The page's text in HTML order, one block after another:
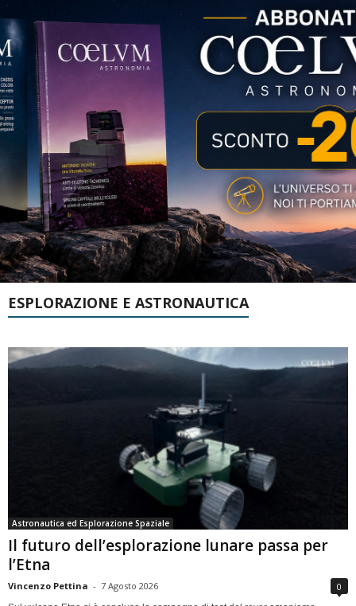
ESPLORAZIONE E ASTRONAUTICA
Astronautica ed Esplorazione Spaziale
Il futuro dell’esplorazione lunare passa per
l’Etna
Vincenzo Pettina - 7 Agosto 2026 0